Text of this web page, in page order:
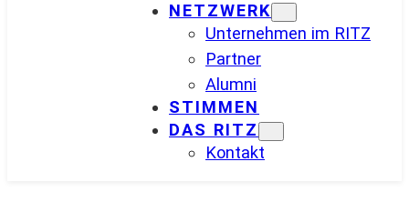
NETZWERK
Unternehmen im RITZ
Partner
Alumni
STIMMEN
DAS RITZ
Kontakt